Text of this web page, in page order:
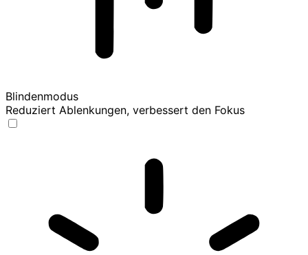
Blindenmodus
Reduziert Ablenkungen, verbessert den Fokus